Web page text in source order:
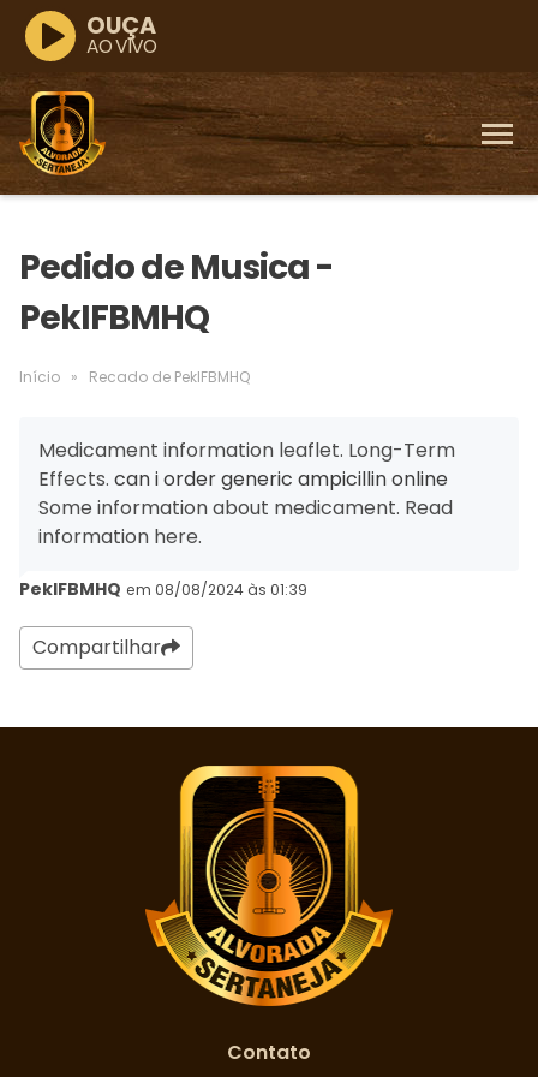
OUÇA
AO VIVO
Pedido de Musica -
PekIFBMHQ
Início » Recado de PekIFBMHQ
Medicament information leaflet. Long-Term
Effects. can i order generic ampicillin online
Some information about medicament. Read
information here.
PekIFBMHQ em 08/08/2024 às 01:39
Compartilhar
Contato